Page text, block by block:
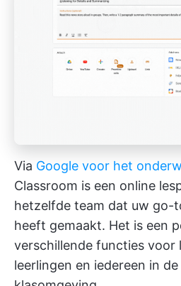
Via Google voor het
Classroom is een online
hetzelfde team dat uw go-
heeft gemaakt. Het is een
verschillende functies voor
leerlingen en iedereen in